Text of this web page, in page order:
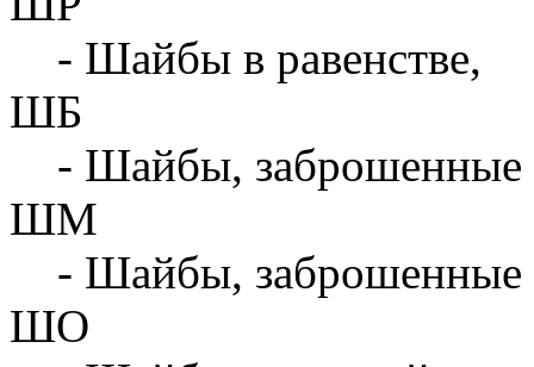
- Шайбы в равенстве,
ШБ
- Шайбы, заброшенные
ШМ
- Шайбы, заброшенные
ШО